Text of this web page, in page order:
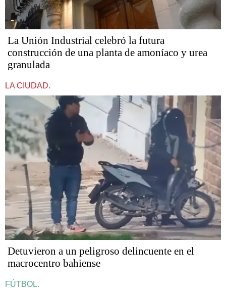
La Unión Industrial celebró la futura
construcción de una planta de amoníaco y urea
granulada
LA CIUDAD.
Detuvieron a un peligroso delincuente en el
macrocentro bahiense
FÚTBOL.